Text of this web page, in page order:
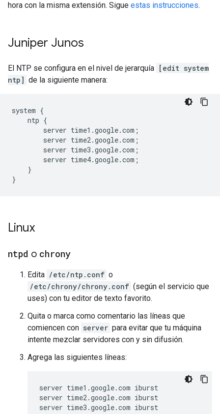
hora con la misma extensión. Sigue estas instrucciones.
Juniper Junos
El NTP se configura en el nivel de jerarquía [edit system
ntp] de la siguiente manera:
system {
    ntp {
        server time1.google.com;
        server time2.google.com;
        server time3.google.com;
        server time4.google.com;
    }
Linux
ntpd o chrony
Edita /etc/ntp.conf o
/etc/chrony/chrony.conf (según el servicio que
uses) con tu editor de texto favorito.
Quita o marca como comentario las líneas que
comiencen con server para evitar que tu máquina
intente mezclar servidores con y sin difusión.
Agrega las siguientes líneas:
server time1.google.com iburst
server time2.google.com iburst
server time3.google.com iburst